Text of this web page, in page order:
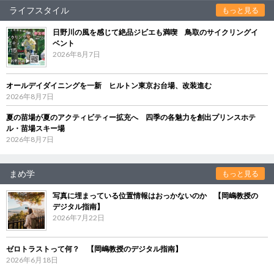
ライフスタイル もっと見る
日野川の風を感じて絶品ジビエも満喫 鳥取のサイクリングイ
ベント
2026年8月7日
オールデイダイニングを一新 ヒルトン東京お台場、改装進む
2026年8月7日
夏の苗場が夏のアクティビティー拡充へ 四季の各魅力を創出プリンスホテ
ル・苗場スキー場
2026年8月7日
まめ学 もっと見る
写真に埋まっている位置情報はおっかないのか 【岡嶋教授の
デジタル指南】
2026年7月22日
ゼロトラストって何？ 【岡嶋教授のデジタル指南】
2026年6月18日